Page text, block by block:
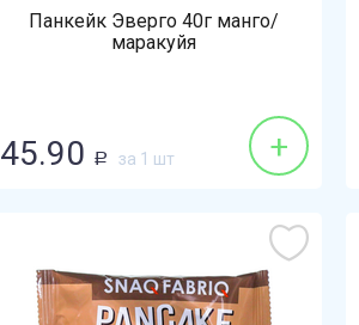
Панкейк Эверго 40г манго/
маракуйя
45.90 Р за 1 шт +